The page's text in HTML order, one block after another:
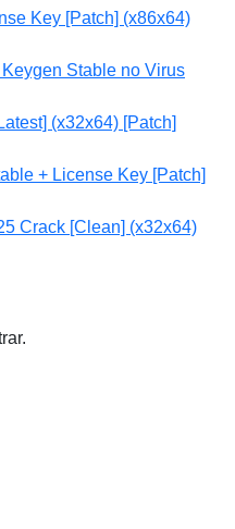
Key [Patch] (x86x64)
Stable no Virus
(x32x64) [Patch]
+ License Key [Patch]
Crack [Clean] (x32x64)